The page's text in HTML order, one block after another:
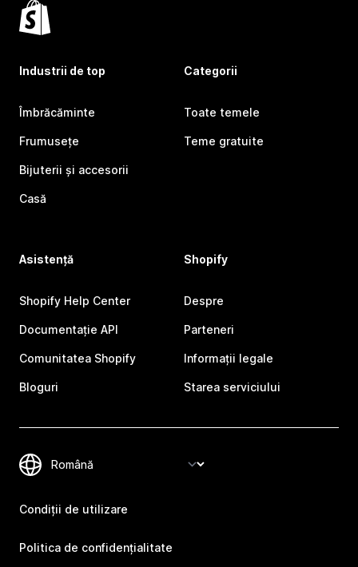
Industrii de top
Îmbrăcăminte
Frumusețe
Bijuterii și accesorii
Casă
Categorii
Toate temele
Teme gratuite
Asistență
Shopify Help Center
Documentație API
Comunitatea Shopify
Bloguri
Shopify
Despre
Parteneri
Informații legale
Starea serviciului
Condiții de utilizare
Politica de confidențialitate